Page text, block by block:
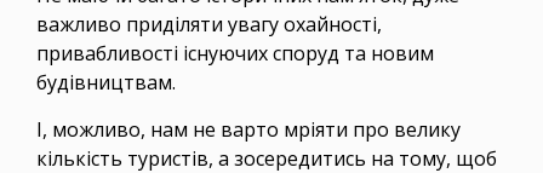
важливо приділяти увагу охайності,
привабливості існуючих споруд та новим
будівництвам.
І, можливо, нам не варто мріяти про велику
кількість туристів, а зосередитись на тому, щоб